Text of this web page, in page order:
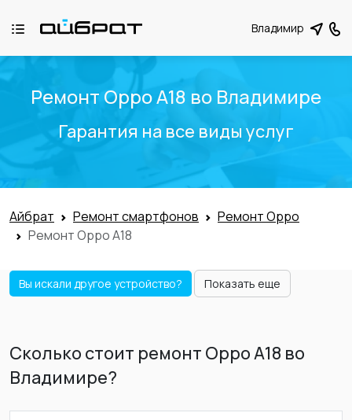
Владимир
Ремонт Oppo A18 во Владимире
Гарантия на все виды услуг
Айбрат Ремонт смартфонов
Ремонт Oppo
Ремонт Oppo A18
Вы искали другое устройство? Показать еще
Сколько стоит ремонт Oppo A18 во
Владимире?